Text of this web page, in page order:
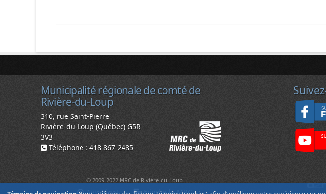
Municipalité régionale de comté de
Rivière-du-Loup
310, rue Saint-Pierre
Rivière-du-Loup (Québec) G5R
3V3
Téléphone : 418 867-2485
© 2009-2022 MRC de Rivière-du-Loup
Joindre la MRC